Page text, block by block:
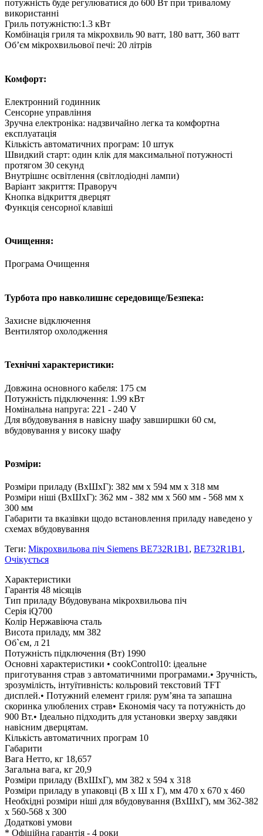
потужність буде регулюватися до 600 Вт при тривалому
використанні
Гриль потужністю:1.3 кВт
Комбінація гриля та мікрохвиль 90 ватт, 180 ватт, 360 ватт
Об’єм мікрохвильової печі: 20 літрів
Комфорт:
Електронний годинник
Сенсорне управління
Зручна електроніка: надзвичайно легка та комфортна
експлуатація
Кількість автоматичних програм: 10 штук
Швидкий старт: один клік для максимальної потужності
протягом 30 секунд
Внутрішнє освітлення (світлодіодні лампи)
Варіант закриття: Праворуч
Кнопка відкриття дверцят
Функція сенсорної клавіші
Очищення:
Програма Очищення
Турбота про навколишнє середовище/Безпека:
Захисне відключення
Вентилятор охолодження
Технічні характеристики:
Довжина основного кабеля: 175 см
Потужність підключення: 1.99 кВт
Номінальна напруга: 221 - 240 V
Для вбудовування в навісну шафу завширшки 60 см,
вбудовування у високу шафу
Розміри:
Розміри приладу (ВхШхГ): 382 мм x 594 мм x 318 мм
Розміри ніші (ВxШxГ): 362 мм - 382 мм x 560 мм - 568 мм x
300 мм
Габарити та вказівки щодо встановлення приладу наведено у
схемах вбудовування
Теги: Мікрохвильова піч Siemens BE732R1B1 , BE732R1B1 ,
Очікується
Xарактеристики
Гарантія 48 місяців
Тип приладу Вбудовувана мікрохвильова піч
Серія iQ700
Колір Нержавіюча сталь
Висота приладу, мм 382
Об`єм, л 21
Потужність підключення (Вт) 1990
Основні характеристики • cookControl10: ідеальне
приготування страв з автоматичними програмами.• Зручність,
зрозумілість, інтуїтивність: кольровий текстовий TFT
дисплей.• Потужний елемент гриля: рум’яна та запашна
скоринка улюблених страв• Економія часу та потужність до
900 Вт.• Ідеально підходить для установки зверху завдяки
навісним дверцятам.
Кількість автоматичних програм 10
Габарити
Вага Нетто, кг 18,657
Загальна вага, кг 20,9
Розміри приладу (ВхШхГ), мм 382 x 594 x 318
Розміри приладу в упаковці (В х Ш х Г), мм 470 x 670 x 460
Необхідні розміри ніші для вбудовування (ВхШхГ), мм 362-382
x 560-568 x 300
Додаткові умови
* Офіційна гарантія - 4 роки